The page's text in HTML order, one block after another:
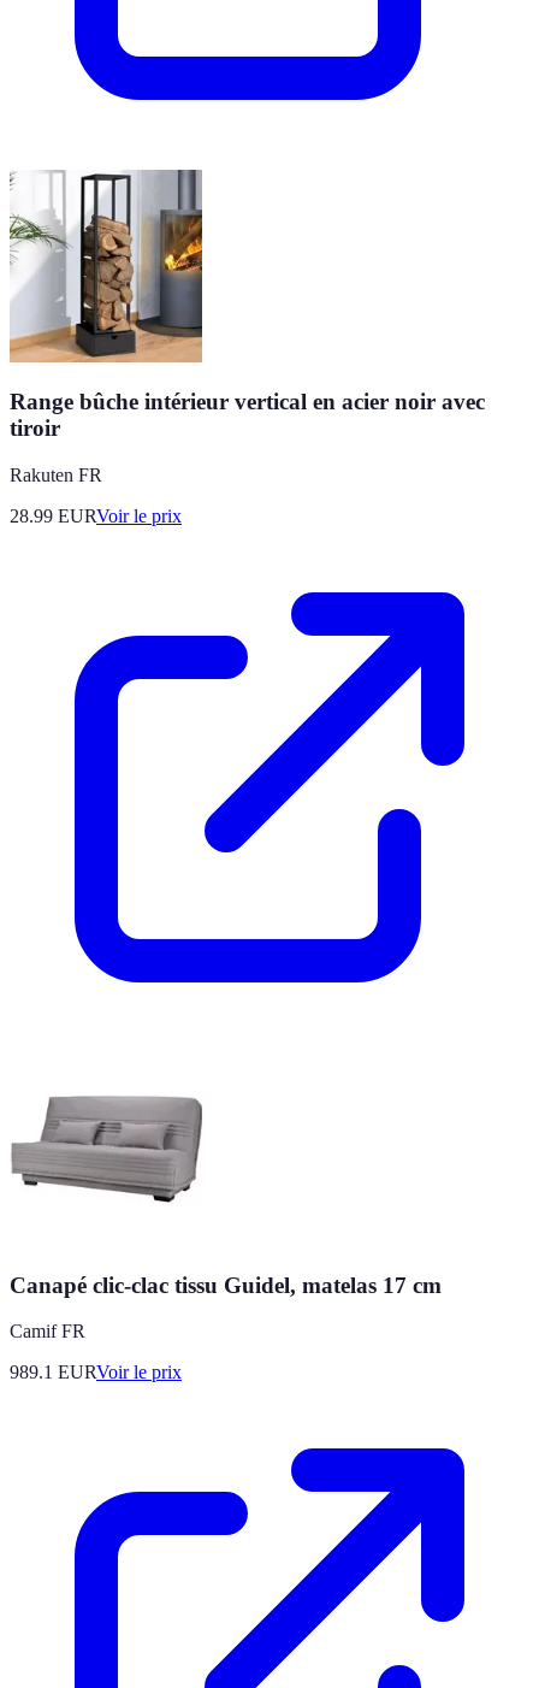
Range bûche intérieur vertical en acier noir avec
tiroir
Rakuten FR
28.99 EURVoir le prix
Canapé clic-clac tissu Guidel, matelas 17 cm
Camif FR
989.1 EURVoir le prix